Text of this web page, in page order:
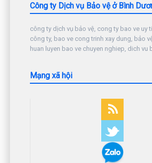
Công ty Dịch vụ Bảo vệ ở Bình
công ty dịch vụ bảo vệ, cong ty bao ve uy
công ty, bao ve cong trinh xay dung, bảo
huan luyen bao ve chuyen nghiep, dich vu
Mạng xã hội